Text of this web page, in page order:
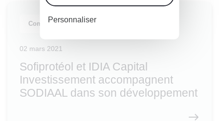
Personnaliser
Sofiprotéol et IDIA Capital
Investissement accompagnent
SODIAAL dans son développement
Communiqués de presse
02 mars 2021